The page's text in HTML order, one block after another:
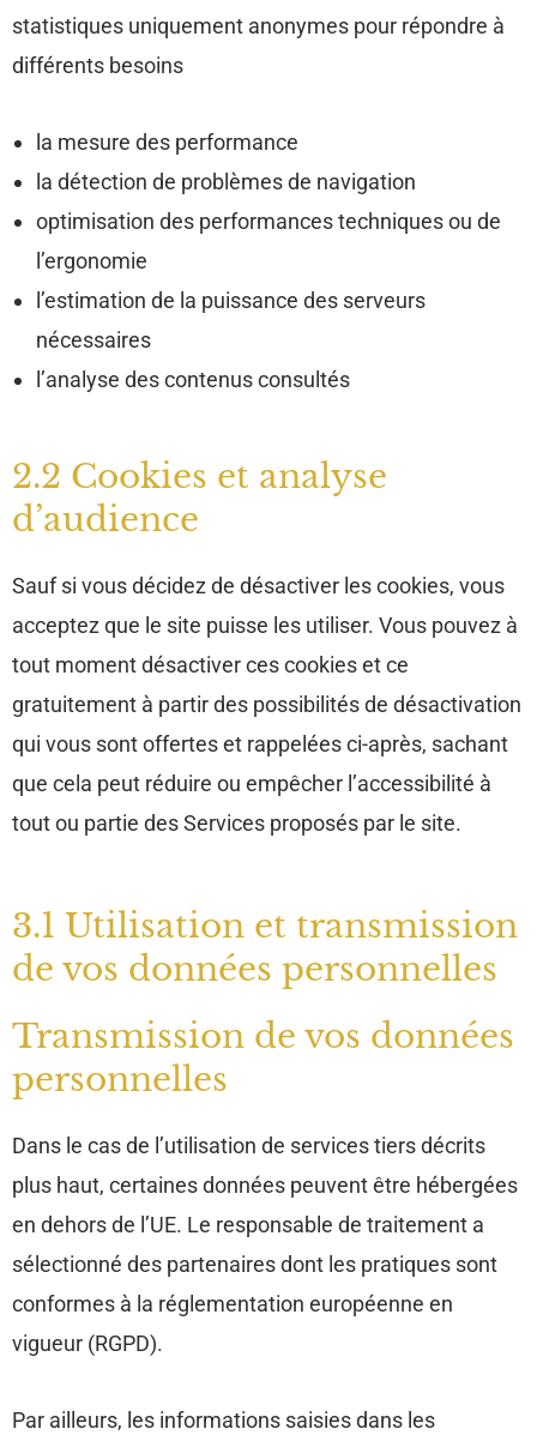
statistiques uniquement anonymes pour répondre à
différents besoins
la mesure des performance
la détection de problèmes de navigation
optimisation des performances techniques ou de
l’ergonomie
l’estimation de la puissance des serveurs
nécessaires
l’analyse des contenus consultés
2.2 Cookies et analyse
d’audience
Sauf si vous décidez de désactiver les cookies, vous
acceptez que le site puisse les utiliser. Vous pouvez à
tout moment désactiver ces cookies et ce
gratuitement à partir des possibilités de désactivation
qui vous sont offertes et rappelées ci-après, sachant
que cela peut réduire ou empêcher l’accessibilité à
tout ou partie des Services proposés par le site.
3.1 Utilisation et transmission
de vos données personnelles
Transmission de vos données
personnelles
Dans le cas de l’utilisation de services tiers décrits
plus haut, certaines données peuvent être hébergées
en dehors de l’UE. Le responsable de traitement a
sélectionné des partenaires dont les pratiques sont
conformes à la réglementation européenne en
vigueur (RGPD).
Par ailleurs, les informations saisies dans les